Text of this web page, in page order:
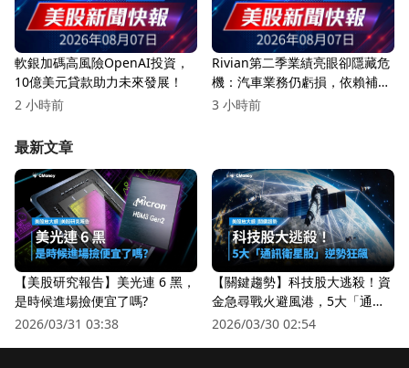
軟銀加碼高風險OpenAI投資，
10億美元貸款助力未來發展！
2 小時前
Rivian第二季業績亮眼卻隱藏危
機：汽車業務仍虧損，依賴補貼
與合作
3 小時前
最新文章
【美股研究報告】美光連 6 黑，
是時候進場撿便宜了嗎?
2026/03/31 03:38
【關鍵趨勢】科技股大逃殺！資
金急尋戰火避風港，5大「通訊
衛星股」逆勢狂飆
2026/03/30 02:54